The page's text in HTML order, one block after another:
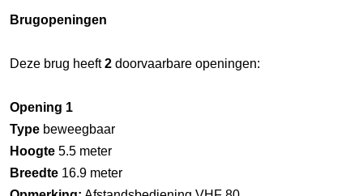
Brugopeningen
Deze brug heeft2 doorvaarbare openingen:
Opening 1
Type beweegbaar
Hoogte 5.5 meter
Breedte 16.9 meter